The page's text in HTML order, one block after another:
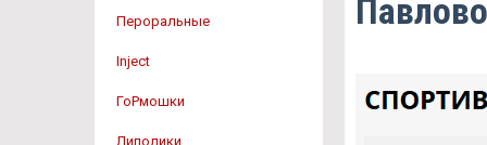
Пероральные
Inject
ГоРмошки
Липолики
Павлово